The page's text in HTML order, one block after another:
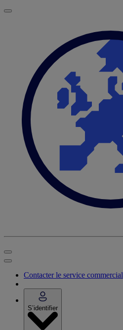
Contacter le service commercial
S’identifier